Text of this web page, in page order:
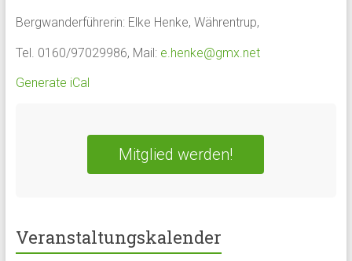
Bergwanderführerin: Elke Henke, Währentrup,
Tel. 0160/97029986, Mail: e.henke@gmx.net
Generate iCal
Mitglied werden!
Veranstaltungskalender